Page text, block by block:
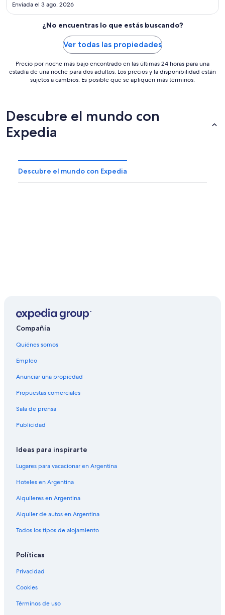
Enviada el 3 ago. 2026
¿No encuentras lo que estás buscando?
Ver todas las propiedades
Precio por noche más bajo encontrado en las últimas 24 horas para una
estadía de una noche para dos adultos. Los precios y la disponibilidad están
sujetos a cambios. Es posible que se apliquen más términos.
Descubre el mundo con
Expedia
Descubre el mundo con Expedia
Compañía
Quiénes somos
Empleo
Anunciar una propiedad
Propuestas comerciales
Sala de prensa
Publicidad
Ideas para inspirarte
Lugares para vacacionar en Argentina
Hoteles en Argentina
Alquileres en Argentina
Alquiler de autos en Argentina
Todos los tipos de alojamiento
Políticas
Privacidad
Cookies
Términos de uso